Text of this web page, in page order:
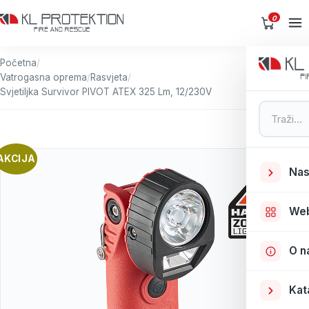
0
Pretraga
O
Početna/
Vatrogasna oprema/Rasvjeta/
Svjetiljka Survivor PIVOT ATEX 325 Lm, 12/230V